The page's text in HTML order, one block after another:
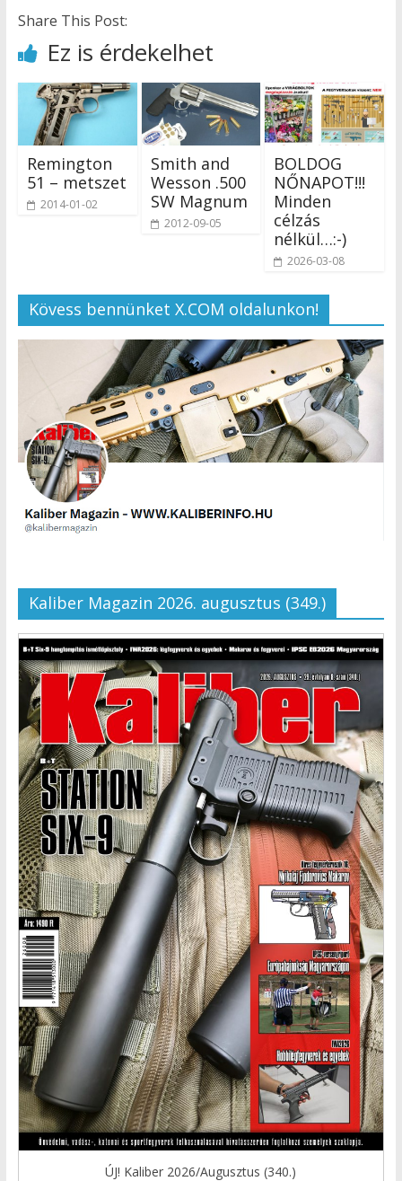
Share This Post:
Ez is érdekelhet
Remington
51 – metszet
2014-01-02
Smith and
Wesson .500
SW Magnum
2012-09-05
BOLDOG
NŐNAPOT!!!
Minden
célzás
nélkül…:-)
2026-03-08
Kövess bennünket X.COM oldalunkon!
Kaliber Magazin 2026. augusztus (349.)
ÚJ! Kaliber 2026/Augusztus (340.)